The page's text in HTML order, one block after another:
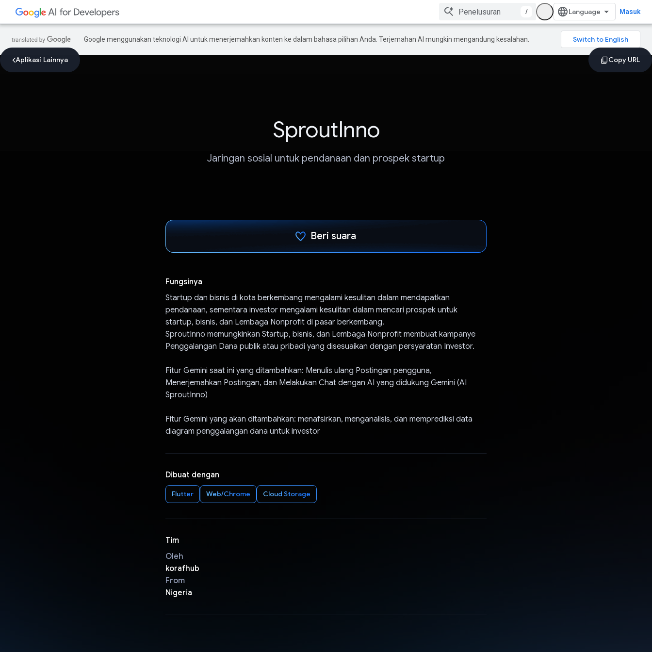
/ Masuk
Google menggunakan teknologi AI untuk menerjemahkan konten ke dalam bahasa pilihan Anda. Terjemahan AI mungkin mengandung kesalahan.
Aplikasi Lainnya
SproutInno
Jaringan sosial untuk pendanaan dan prospek startup
Beri suara
Fungsinya
Startup dan bisnis di kota berkembang mengalami kesulitan dalam mendapatkan
pendanaan, sementara investor mengalami kesulitan dalam mencari prospek untuk
startup, bisnis, dan Lembaga Nonprofit di pasar berkembang.
SproutInno memungkinkan Startup, bisnis, dan Lembaga Nonprofit membuat kampanye
Penggalangan Dana publik atau pribadi yang disesuaikan dengan persyaratan Investor.
Fitur Gemini saat ini yang ditambahkan: Menulis ulang Postingan pengguna,
Menerjemahkan Postingan, dan Melakukan Chat dengan AI yang didukung Gemini (AI
SproutInno)
Fitur Gemini yang akan ditambahkan: menafsirkan, menganalisis, dan memprediksi data
diagram penggalangan dana untuk investor
Dibuat dengan
Flutter Web/Chrome Cloud Storage
Tim
Oleh
korafhub
From
Nigeria